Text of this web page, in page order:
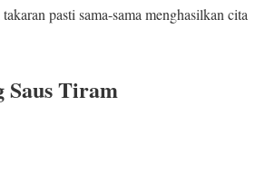
pasti sama-sama menghasilkan cita
Saus Tiram